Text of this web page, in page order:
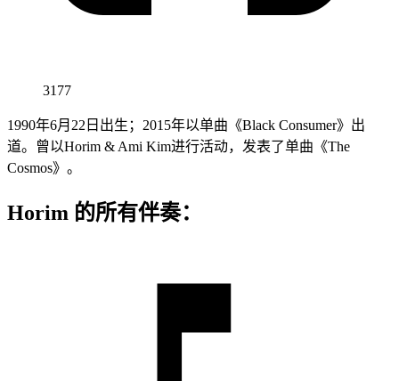
3177
1990年6月22日出生；2015年以单曲《Black Consumer》出
道。曾以Horim & Ami Kim进行活动，发表了单曲《The
Cosmos》。
Horim 的所有伴奏：